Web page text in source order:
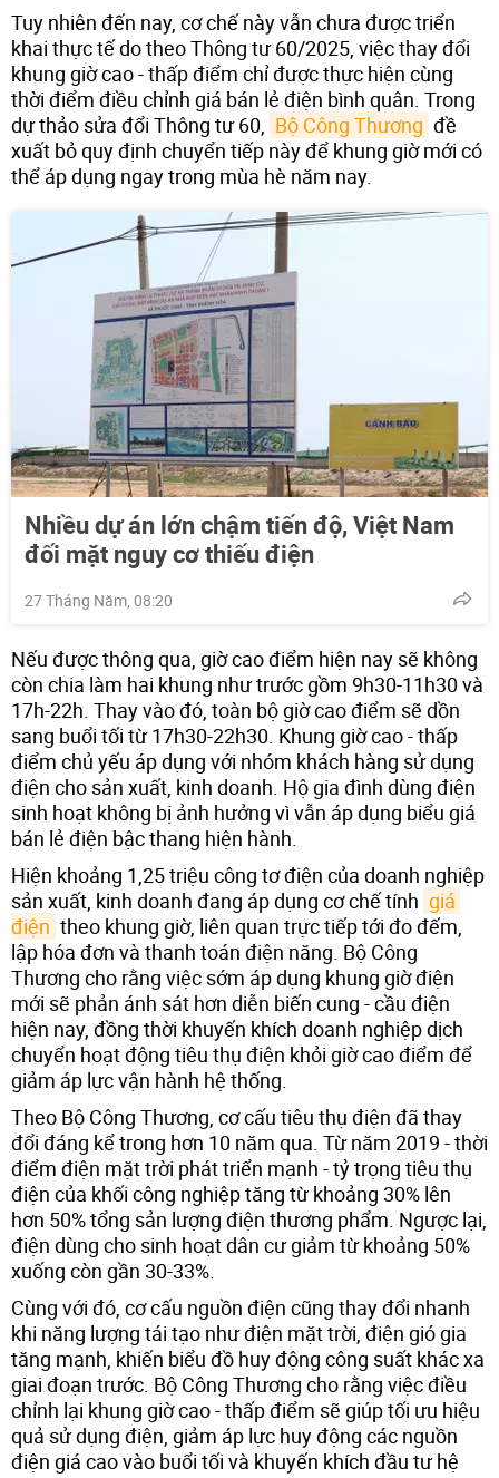
Tuy nhiên đến nay, cơ chế này vẫn chưa được triển
khai thực tế do theo Thông tư 60/2025, việc thay đổi
khung giờ cao - thấp điểm chỉ được thực hiện cùng
thời điểm điều chỉnh giá bán lẻ điện bình quân. Trong
dự thảo sửa đổi Thông tư 60, Bộ Công Thương đề
xuất bỏ quy định chuyển tiếp này để khung giờ mới có
thể áp dụng ngay trong mùa hè năm nay.
Nhiều dự án lớn chậm tiến độ, Việt Nam
đối mặt nguy cơ thiếu điện
27 Tháng Năm, 08:20
Nếu được thông qua, giờ cao điểm hiện nay sẽ không
còn chia làm hai khung như trước gồm 9h30-11h30 và
17h-22h. Thay vào đó, toàn bộ giờ cao điểm sẽ dồn
sang buổi tối từ 17h30-22h30. Khung giờ cao - thấp
điểm chủ yếu áp dụng với nhóm khách hàng sử dụng
điện cho sản xuất, kinh doanh. Hộ gia đình dùng điện
sinh hoạt không bị ảnh hưởng vì vẫn áp dụng biểu giá
bán lẻ điện bậc thang hiện hành.
Hiện khoảng 1,25 triệu công tơ điện của doanh nghiệp
sản xuất, kinh doanh đang áp dụng cơ chế tính giá
điện theo khung giờ, liên quan trực tiếp tới đo đếm,
lập hóa đơn và thanh toán điện năng. Bộ Công
Thương cho rằng việc sớm áp dụng khung giờ điện
mới sẽ phản ánh sát hơn diễn biến cung - cầu điện
hiện nay, đồng thời khuyến khích doanh nghiệp dịch
chuyển hoạt động tiêu thụ điện khỏi giờ cao điểm để
giảm áp lực vận hành hệ thống.
Theo Bộ Công Thương, cơ cấu tiêu thụ điện đã thay
đổi đáng kể trong hơn 10 năm qua. Từ năm 2019 - thời
điểm điện mặt trời phát triển mạnh - tỷ trọng tiêu thụ
điện của khối công nghiệp tăng từ khoảng 30% lên
hơn 50% tổng sản lượng điện thương phẩm. Ngược lại,
điện dùng cho sinh hoạt dân cư giảm từ khoảng 50%
xuống còn gần 30-33%.
Cùng với đó, cơ cấu nguồn điện cũng thay đổi nhanh
khi năng lượng tái tạo như điện mặt trời, điện gió gia
tăng mạnh, khiến biểu đồ huy động công suất khác xa
giai đoạn trước. Bộ Công Thương cho rằng việc điều
chỉnh lại khung giờ cao - thấp điểm sẽ giúp tối ưu hiệu
quả sử dụng điện, giảm áp lực huy động các nguồn
điện giá cao vào buổi tối và khuyến khích đầu tư hệ